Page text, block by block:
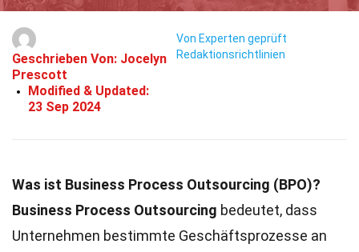
Geschrieben Von: Jocelyn
Prescott
Modified & Updated:
23 Sep 2024
Von Experten geprüft
Redaktionsrichtlinien
Was ist Business Process Outsourcing (BPO)?
Business Process Outsourcing bedeutet, dass
Unternehmen bestimmte Geschäftsprozesse an